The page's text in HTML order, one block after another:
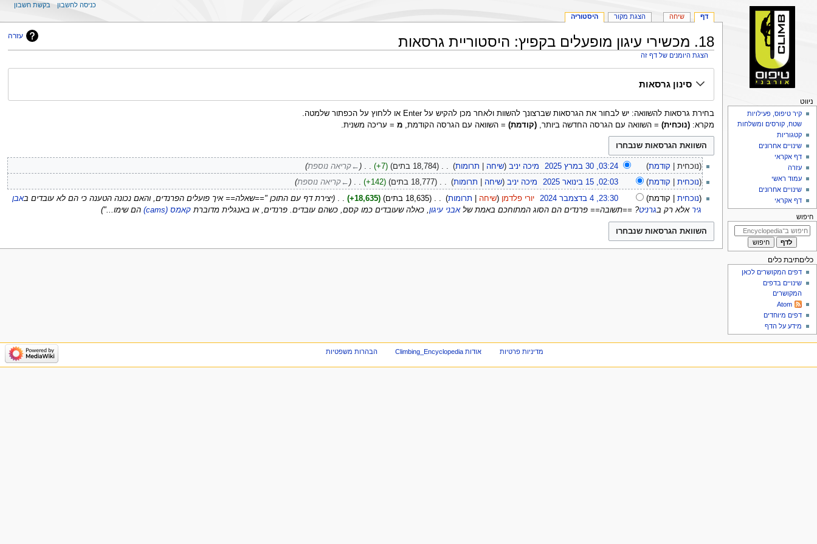
עזרה 18. מכשירי עיגון מופעלים בקפיץ: היסטוריית גרסאות
הצגת היומנים של דף זה
לניווט
לחיפושסינון גרסאות
בחירת גרסאות להשוואה: יש לבחור את הגרסאות שברצונך להשוות ולאחר מכן להקיש על Enter או ללחוץ על הכפתור שלמטה.
מקרא: (נוכחית)= השוואה עם הגרסה החדשה ביותר, (קודמת)= השוואה עם הגרסה הקודמת, מ= עריכה משנית.
במרץ
2025
נוכחית קודמת 03:24, 30 במרץ 2025 ‏ מיכה יניב שיחה תרומות 18,784 בתים +7
‏ ←‏קריאה נוספת
15
בינואר
2025
נוכחית קודמת 02:03, 15 בינואר 2025 ‏ מיכה יניב שיחה תרומות 18,777 בתים +142
‏ ←‏קריאה נוספת
בדצמבר
נוכחית קודמת 23:30, 4 בדצמבר 2024 יורי פלדמן שיחה תרומות 18,635 בתים +18,635
‏ יצירת דף עם התוכן "==שאלה== איך פועלים הפרנדים, והאם נכונה הטענה כי הם לא עובדים באבן
גיר אלא רק בגרניט? ==תשובה== פרנדים הם הסוג המתוחכם באמת שלאבני עיגון, כאלה שעובדים כמו קסם, כשהם עובדים. פרנדים, או באנגלית מדוברת קאמס (cams) הם שימו..."
תפריט
ניווט
דף שיחה הצגת מקור היסטוריה
כניסה לחשבון בקשת חשבון
ניווט
קיר טיפוס, פעילויות
שטח, קורסים ומשלחות
קטגוריות
שינויים אחרונים
דף אקראי
עזרה
עמוד ראשי
שינויים אחרונים
דף אקראי
חיפוש
כליםתיבת כלים
דפים המקושרים לכאן
שינויים בדפים
המקושרים
Atom
דפים מיוחדים
מידע על הדף
מדיניות פרטיות אודות Climbing_Encyclopedia הבהרות משפטיות